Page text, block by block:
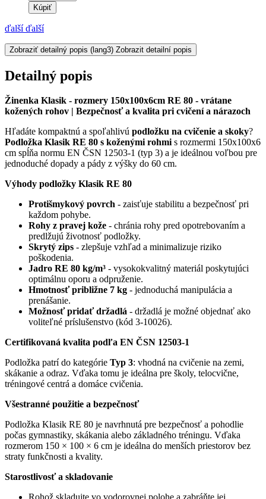
Kúpiť
ďalší ďalší
Zobraziť detailný popis (lang3) Zobrazit detailní popis
Detailný popis
Žinenka Klasik - rozmery 150x100x6cm RE 80 - vrátane
kožených rohov | Bezpečnosť a kvalita pri cvičení a nárazoch
Hľadáte kompaktnú a spoľahlivú podložku na cvičenie a skoky?
Podložka Klasik RE 80 s koženými rohmis rozmermi 150x100x6
cm spĺňa normu EN ČSN 12503-1 (typ 3) a je ideálnou voľbou pre
jednoduché dopady a pády z výšky do 60 cm.
Výhody podložky Klasik RE 80
Protišmykový povrch - zaisťuje stabilitu a bezpečnosť pri
každom pohybe.
Rohy z pravej kože - chránia rohy pred opotrebovaním a
predlžujú životnosť podložky.
Skrytý zips - zlepšuje vzhľad a minimalizuje riziko
poškodenia.
Jadro RE 80 kg/m³ - vysokokvalitný materiál poskytujúci
optimálnu oporu a odpruženie.
Hmotnosť približne 7 kg - jednoduchá manipulácia a
prenášanie.
Možnosť pridať držadlá - držadlá je možné objednať ako
voliteľné príslušenstvo (kód 3-10026).
Certifikovaná kvalita podľa EN ČSN 12503-1
Podložka patrí do kategórie Typ 3: vhodná na cvičenie na zemi,
skákanie a odraz. Vďaka tomu je ideálna pre školy, telocvične,
tréningové centrá a domáce cvičenia.
Všestranné použitie a bezpečnosť
Podložka Klasik RE 80 je navrhnutá pre bezpečnosť a pohodlie
počas gymnastiky, skákania alebo základného tréningu. Vďaka
rozmerom 150 × 100 × 6 cm je ideálna do menších priestorov bez
straty funkčnosti a kvality.
Starostlivosť a skladovanie